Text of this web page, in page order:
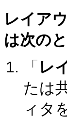
レイア
は次の
「 レ
たは
ィタ